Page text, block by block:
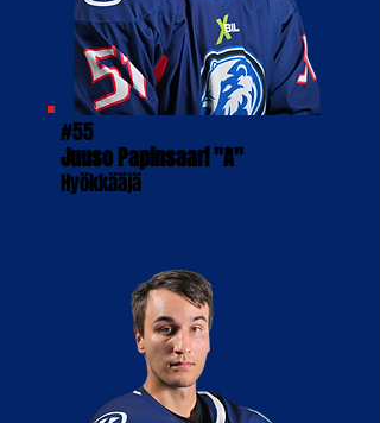
#55
Juuso Papinsaari "A"
Hyökkääjä